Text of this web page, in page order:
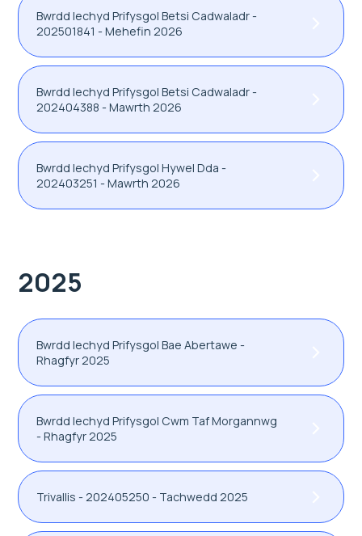
Bwrdd Iechyd Prifysgol Betsi Cadwaladr -
202501841 - Mehefin 2026
Bwrdd Iechyd Prifysgol Betsi Cadwaladr -
202404388 - Mawrth 2026
Bwrdd Iechyd Prifysgol Hywel Dda -
202403251 - Mawrth 2026
2025
Bwrdd Iechyd Prifysgol Bae Abertawe -
Rhagfyr 2025
Bwrdd Iechyd Prifysgol Cwm Taf Morgannwg
- Rhagfyr 2025
Trivallis - 202405250 - Tachwedd 2025